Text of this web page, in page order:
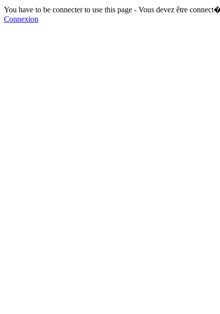
You have to be connecter to use this page - Vous devez être
Connexion